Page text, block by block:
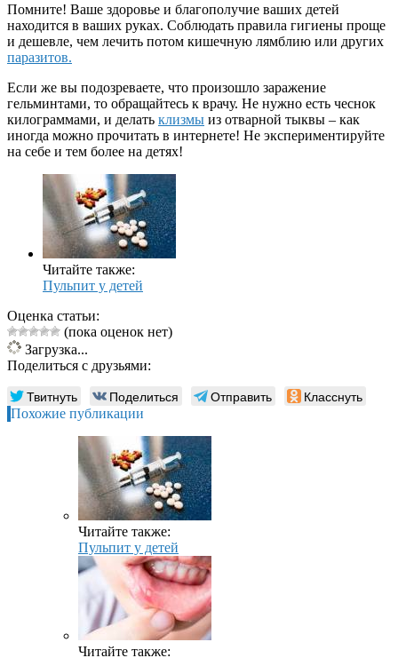
Помните! Ваше здоровье и благополучие ваших детей
находится в ваших руках. Соблюдать правила гигиены проще
и дешевле, чем лечить потом кишечную лямблию или других
паразитов.
Если же вы подозреваете, что произошло заражение
гельминтами, то обращайтесь к врачу. Не нужно есть чеснок
килограммами, и делать клизмы из отварной тыквы – как
иногда можно прочитать в интернете! Не экспериментируйте
на себе и тем более на детях!
Читайте также:
Пульпит у детей
Оценка статьи:
(пока оценок нет)
Загрузка...
Поделиться с друзьями:
Твитнуть Поделиться Отправить Класснуть
Похожие публикации
Читайте также:
Пульпит у детей
Читайте также: